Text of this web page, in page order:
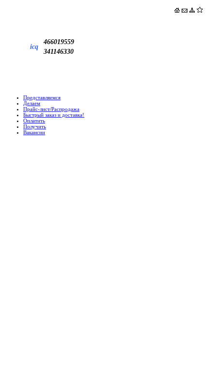
icq
466019559
341146330
Представляемся
Делаем
Прайс-лист/Распродажа
Быстрый заказ и доставка!
Оплатить
Получить
Вакансии